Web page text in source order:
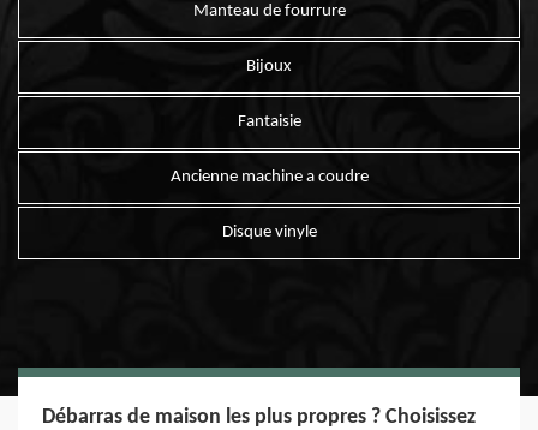
Manteau de fourrure
Bijoux
Fantaisie
Ancienne machine a coudre
Disque vinyle
Débarras de maison les plus propres ? Choisissez